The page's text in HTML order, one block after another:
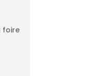
foire